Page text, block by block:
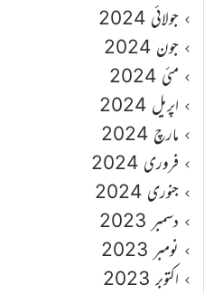
جولائی 2024
جون 2024
مئی 2024
اپریل 2024
مارچ 2024
فروری 2024
جنوری 2024
دسمبر 2023
نومبر 2023
اکتوبر 2023